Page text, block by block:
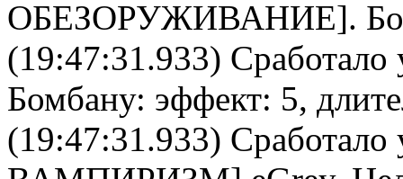
ОБЕЗОРУЖИВАНИЕ].
(19:47:31.933) Сработало
Бомбану: эффект: 5,
(19:47:31.933) Сработало